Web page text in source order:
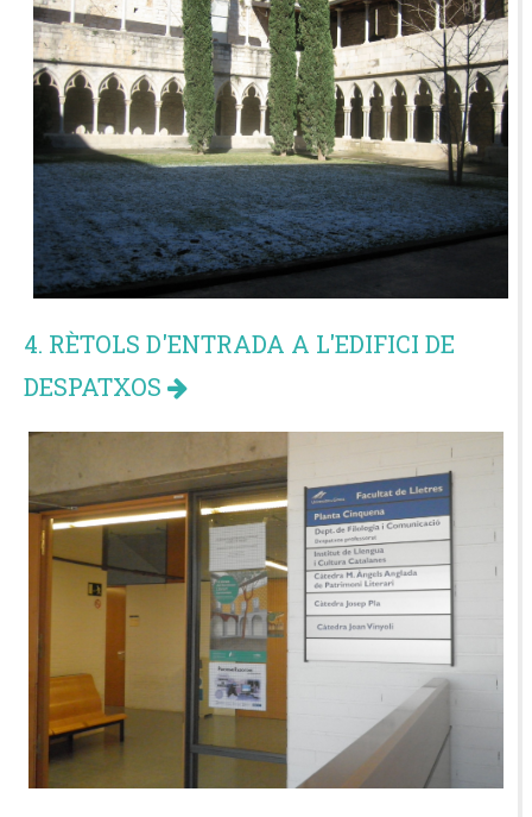
4. RÈTOLS D'ENTRADA A L'EDIFICI DE
DESPATXOS